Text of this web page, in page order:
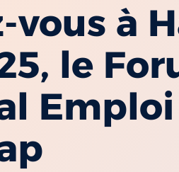
vous à
le
Emploi